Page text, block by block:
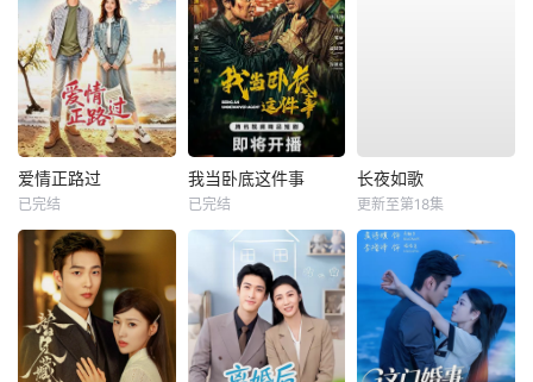
爱情正路过
已完结
我当卧底这件事
已完结
长夜如歌
更新至第18集